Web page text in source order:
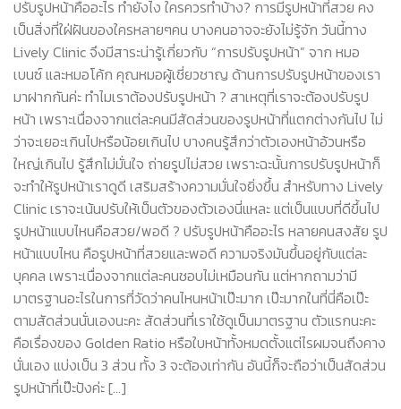
ปรับรูปหน้าคืออะไร ทำยังไง ใครควรทำบ้าง? การมีรูปหน้าที่สวย คง
เป็นสิ่งที่ใฝ่ฝันของใครหลายๆคน บางคนอาจจะยังไม่รู้จัก วันนี้ทาง
Lively Clinic จึงมีสาระน่ารู้เกี่ยวกับ “การปรับรูปหน้า” จาก หมอ
เบนซ์ และหมอโค้ก คุณหมอผู้เชี่ยวชาญ ด้านการปรับรูปหน้าของเรา
มาฝากกันค่ะ ทำไมเราต้องปรับรูปหน้า ? สาเหตุที่เราจะต้องปรับรูป
หน้า เพราะเนื่องจากแต่ละคนมีสัดส่วนของรูปหน้าที่แตกต่างกันไป ไม่
ว่าจะเยอะเกินไปหรือน้อยเกินไป บางคนรู้สึกว่าตัวเองหน้าอ้วนหรือ
ใหญ่เกินไป รู้สึกไม่มั่นใจ ถ่ายรูปไม่สวย เพราะฉะนั้นการปรับรูปหน้าก็
จะทำให้รูปหน้าเราดูดี เสริมสร้างความมั่นใจยิ่งขึ้น สำหรับทาง Lively
Clinic เราจะเน้นปรับให้เป็นตัวของตัวเองนี่แหละ แต่เป็นแบบที่ดีขึ้นไป
รูปหน้าแบบไหนคือสวย/พอดี ? ปรับรูปหน้าคืออะไร หลายคนสงสัย รูป
หน้าแบบไหน คือรูปหน้าที่สวยและพอดี ความจริงมันขึ้นอยู่กับแต่ละ
บุคคล เพราะเนื่องจากแต่ละคนชอบไม่เหมือนกัน แต่หากถามว่ามี
มาตรฐานอะไรในการที่วัดว่าคนไหนหน้าเป๊ะมาก เป๊ะมากในที่นี่คือเป๊ะ
ตามสัดส่วนนั่นเองนะคะ สัดส่วนที่เราใช้ดูเป็นมาตรฐาน ตัวแรกนะคะ
คือเรื่องของ Golden Ratio หรือใบหน้าทั้งหมดตั้งแต่ไรผมจนถึงคาง
นั่นเอง แบ่งเป็น 3 ส่วน ทั้ง 3 จะต้องเท่ากัน อันนี้ก็จะถือว่าเป็นสัดส่วน
รูปหน้าที่เป๊ะปังค่ะ […]